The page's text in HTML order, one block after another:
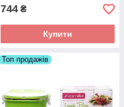
744 ₴
Купити
Топ продажів